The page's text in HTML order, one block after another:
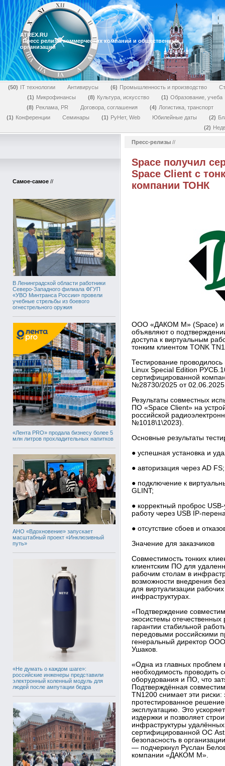
ATREX.RU
Пресс релизы коммерческих компаний и общественных
организаций
50 IT технологии Антивирусы 6 Промышленность и производство
1
Микрофинансы 8 Культура, искусство 1
Образование, учеба
8
Реклама, PR Договора, соглашения 4
Логистика, транспорт
1
Конференции Семинары 1 РуНет, Web Юбилейные даты 2
2
Самое-самое //
В Ленинградской области работники
Северо-Западного филиала ФГУП
«УВО Минтранса России» провели
учебные стрельбы из боевого
огнестрельного оружия
«Лента PRO» продала бизнесу более 5
млн литров прохладительных напитков
АНО «Вдохновение» запускает
масштабный проект «Инклюзивный
путь»
«Не думать о каждом шаге»:
российские инженеры представили
электронный коленный модуль для
людей после ампутации бедра
Пресс-релизы //
Space получил
Space Client с
компании ТОНК
ООО «ДАКОМ М» (Space) и
объявляют о
доступа к виртуальным
тонким клиентом TONK
Тестирование
Linux Special Edition
сертифицированной
№28730/2025 от 02.06.2025
Результаты совместных
ПО «Space Client» на
российской
№1018\1\2023).
Основные результаты
● успешная установка и
● авторизация через AD FS;
● подключение к
GLINT;
● корректный проброс
работу через USB IP-
● отсутствие сбоев и
Значение для заказчиков
Совместимость тонких
клиентским ПО для
рабочим столам в
возможности внедрения
для виртуализации
инфраструктурах.
«Подтверждение
экосистемы
гарантии стабильной
передовыми российскими
генеральный директор
Ушаков.
«Одна из главных проблем
необходимость проводить
оборудования и ПО, что
Подтверждённая
TN1200 снимает эти риски:
протестированное
эксплуатацию. Это
издержки и позволяет
инфраструктуры
сертифицированной ОС
безопасность в
— подчеркнул Руслан
компании «ДАКОМ М».